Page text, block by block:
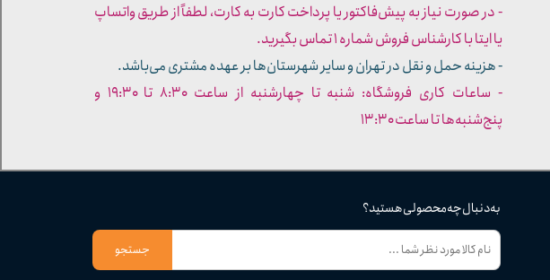
به دنبال چه محصولی هستید؟
جستجو
- در صورت نیاز به پیش‌فاکتور یا پرداخت کارت به کارت، لطفاً از طریق واتساپ
یا ایتا با کارشناس فروش شماره ۱ تماس بگیرید.
- هزینه حمل و نقل در تهران و سایر شهرستان‌ها بر عهده مشتری می‌باشد.
- ساعات کاری فروشگاه: شنبه تا چهارشنبه از ساعت ۸:۳۰ تا ۱۹:۳۰ و
پنج‌شنبه‌ها تا ساعت ۱۳:۳۰​​​​​​​